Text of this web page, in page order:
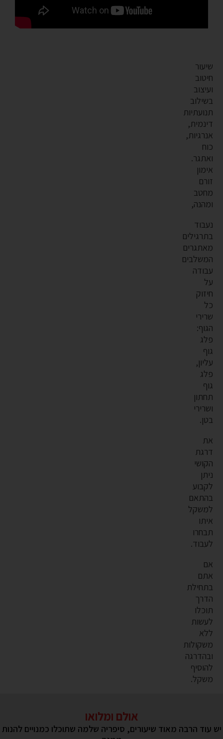
שיעור
חיטוב
ועיצוב
בשילוב
תנועתיות
דינמית,
אנרגיות,
כוח
ואתגר.
אימון
זורם
מחטב
ומהנה,
נעבוד
בתרגילים
מאתגרים
המשלבים
עבודה
על
חיזוק
כל
שרירי
הגוף:
פלג
גוף
עליון,
פלג
גוף
תחתון
ושרירי
בטן.
את
דרגת
הקושי
ניתן
לקבוע
בהתאם
למשקל
איתו
תבחרו
לעבוד.
אם
אתם
בתחילת
הדרך
תוכלו
לעשות
ללא
משקולות
ובהדרגה
להוסיף
משקל.
אולם ומלואו
יש עוד הרבה מאוד שיעורים, סיפריה שלמה שתוכלו כמנויים להנות